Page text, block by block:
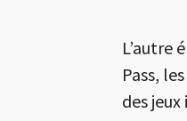
L’autre
Pass,
des